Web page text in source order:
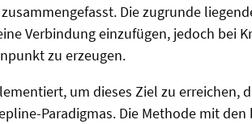
Die zugrunde
Verbindung einzufügen, jedoch bei
zu erzeugen.
um dieses Ziel zu erreichen,
Paradigmas. Die Methode mit den